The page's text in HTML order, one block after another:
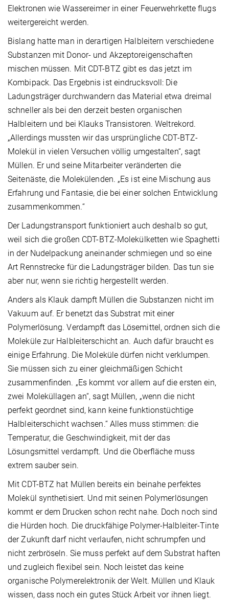
Elektronen wie Wassereimer in einer Feuerwehrkette flugs
weitergereicht werden.
Bislang hatte man in derartigen Halbleitern verschiedene
Substanzen mit Donor- und Akzeptoreigenschaften
mischen müssen. Mit CDT-BTZ gibt es das jetzt im
Kombipack. Das Ergebnis ist eindrucksvoll: Die
Ladungsträger durchwandern das Material etwa dreimal
schneller als bei den derzeit besten organischen
Halbleitern und bei Klauks Transistoren. Weltrekord.
„Allerdings mussten wir das ursprüngliche CDT-BTZ-
Molekül in vielen Versuchen völlig umgestalten“, sagt
Müllen. Er und seine Mitarbeiter veränderten die
Seitenäste, die Molekülenden. „Es ist eine Mischung aus
Erfahrung und Fantasie, die bei einer solchen Entwicklung
zusammenkommen.“
Der Ladungstransport funktioniert auch deshalb so gut,
weil sich die großen CDT-BTZ-Molekülketten wie Spaghetti
in der Nudelpackung aneinander schmiegen und so eine
Art Rennstrecke für die Ladungsträger bilden. Das tun sie
aber nur, wenn sie richtig hergestellt werden.
Anders als Klauk dampft Müllen die Substanzen nicht im
Vakuum auf. Er benetzt das Substrat mit einer
Polymerlösung. Verdampft das Lösemittel, ordnen sich die
Moleküle zur Halbleiterschicht an. Auch dafür braucht es
einige Erfahrung. Die Moleküle dürfen nicht verklumpen.
Sie müssen sich zu einer gleichmäßigen Schicht
zusammenfinden. „Es kommt vor allem auf die ersten ein,
zwei Moleküllagen an“, sagt Müllen, „wenn die nicht
perfekt geordnet sind, kann keine funktionstüchtige
Halbleiterschicht wachsen.“ Alles muss stimmen: die
Temperatur, die Geschwindigkeit, mit der das
Lösungsmittel verdampft. Und die Oberfläche muss
extrem sauber sein.
Mit CDT-BTZ hat Müllen bereits ein beinahe perfektes
Molekül synthetisiert. Und mit seinen Polymerlösungen
kommt er dem Drucken schon recht nahe. Doch noch sind
die Hürden hoch. Die druckfähige Polymer-Halbleiter-Tinte
der Zukunft darf nicht verlaufen, nicht schrumpfen und
nicht zerbröseln. Sie muss perfekt auf dem Substrat haften
und zugleich flexibel sein. Noch leistet das keine
organische Polymerelektronik der Welt. Müllen und Klauk
wissen, dass noch ein gutes Stück Arbeit vor ihnen liegt.